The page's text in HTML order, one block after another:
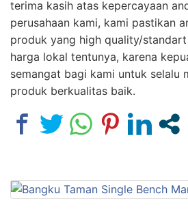
terima kasih atas kepercayaan
perusahaan kami, kami pastikan
produk yang high quality/
harga lokal tentunya, karena
semangat bagi kami untuk selalu
produk berkualitas baik.